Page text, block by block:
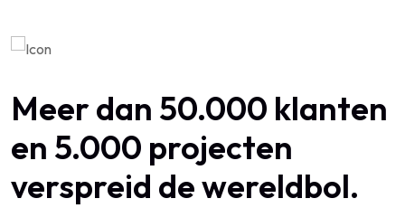
Meer dan 50.000 klanten
en 5.000 projecten
verspreid de wereldbol.